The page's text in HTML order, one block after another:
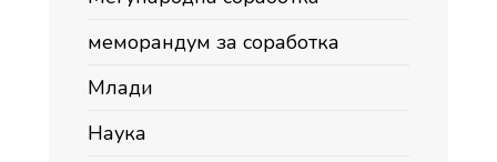
меморандум за соработка
Млади
Наука